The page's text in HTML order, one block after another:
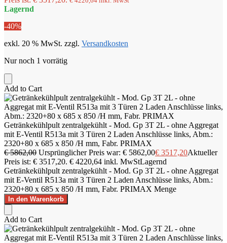
Lagernd
-40%
exkl. 20 % MwSt. zzgl. Versandkosten
Nur noch 1 vorrätig
Add to Cart
Getränkekühlpult zentralgekühlt - Mod. Gp 3T 2L - ohne Aggregat
mit E-Ventil R513a mit 3 Türen 2 Laden Anschlüsse links, Abm.:
2320+80 x 685 x 850 /H mm, Fabr. PRIMAX
€5862,00 Ursprünglicher Preis war: € 5862,00€ 3517,20Aktueller
Preis ist: € 3517,20. € 4220,64 inkl. MwStLagernd
Getränkekühlpult zentralgekühlt - Mod. Gp 3T 2L - ohne Aggregat
mit E-Ventil R513a mit 3 Türen 2 Laden Anschlüsse links, Abm.:
2320+80 x 685 x 850 /H mm, Fabr. PRIMAX Menge
In den Warenkorb
Add to Cart